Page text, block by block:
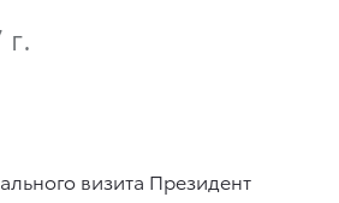
визита Президент